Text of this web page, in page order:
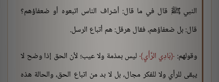
النبي ﷺ قال في ما قال: أشراف الناس اتبعوه أو ضعفاؤهم؟
قال: بل ضعفاؤهم، فقال هرقل: هم أتباع الرسل.
وقولهم: بَادِي الرَّأْيِ ليس بمذمة ولا عيب؛ لأن الحق إذا وضح لا
يبقى للرأي ولا للفكر مجال، بل لا بد من اتباع الحق، والحالة هذه